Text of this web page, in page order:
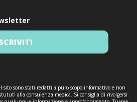
sono stati redatti a puro scopo informativo e non
alla consulenza medica. Si consiglia di rivolgersi